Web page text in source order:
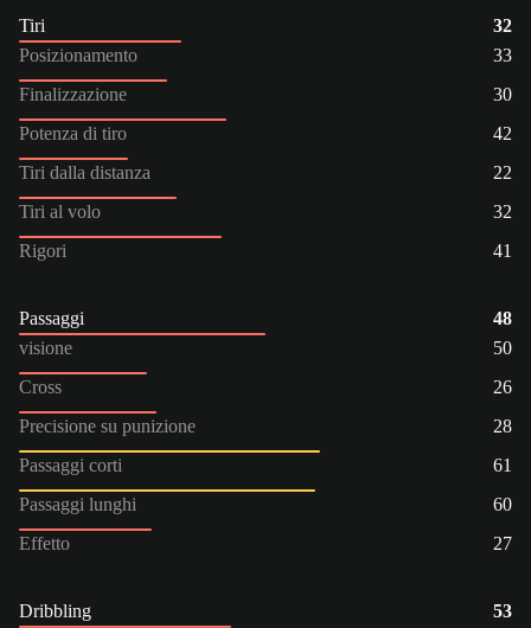
Tiri
32
Posizionamento
33
Finalizzazione
30
Potenza di tiro
42
Tiri dalla distanza
22
Tiri al volo
32
Rigori
41
Passaggi
48
visione
50
Cross
26
Precisione su punizione
28
Passaggi corti
61
Passaggi lunghi
60
Effetto
27
Dribbling
53